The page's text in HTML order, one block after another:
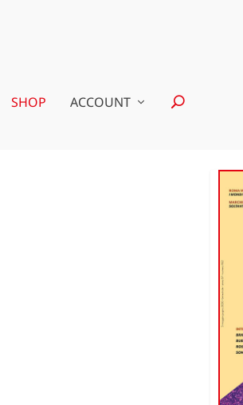
SHOP ACCOUNT